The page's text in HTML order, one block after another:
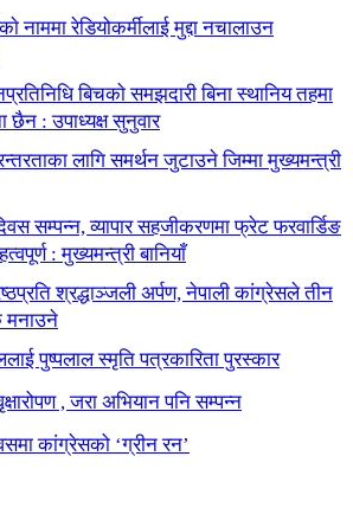
नाममा रेडियोकर्मीलाई मुद्दा नचालाउन
बिचकाे समझदारी बिना स्थानिय तहमा
छैन : उपाध्यक्ष सुनुवार
लागि समर्थन जुटाउने जिम्मा मुख्यमन्त्री
सम्पन्न, व्यापार सहजीकरणमा फ्रेट फरवार्डिङ
: मुख्यमन्त्री बानियाँ
श्रद्धाञ्जली अर्पण, नेपाली कांग्रेसले तीन
मनाउने
पुष्पलाल स्मृति पत्रकारिता पुरस्कार
, जरा अभियान पनि सम्पन्न
कांग्रेसको ‘ग्रीन रन’